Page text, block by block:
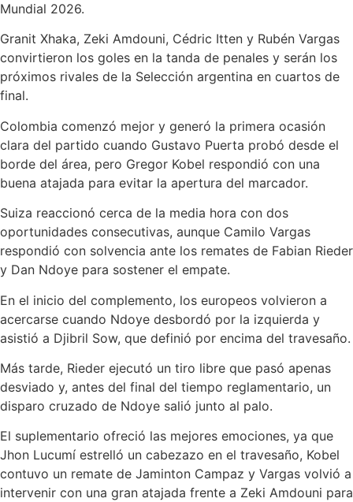
Mundial 2026.
Granit Xhaka, Zeki Amdouni, Cédric Itten y Rubén Vargas
convirtieron los goles en la tanda de penales y serán los
próximos rivales de la Selección argentina en cuartos de
final.
Colombia comenzó mejor y generó la primera ocasión
clara del partido cuando Gustavo Puerta probó desde el
borde del área, pero Gregor Kobel respondió con una
buena atajada para evitar la apertura del marcador.
Suiza reaccionó cerca de la media hora con dos
oportunidades consecutivas, aunque Camilo Vargas
respondió con solvencia ante los remates de Fabian Rieder
y Dan Ndoye para sostener el empate.
En el inicio del complemento, los europeos volvieron a
acercarse cuando Ndoye desbordó por la izquierda y
asistió a Djibril Sow, que definió por encima del travesaño.
Más tarde, Rieder ejecutó un tiro libre que pasó apenas
desviado y, antes del final del tiempo reglamentario, un
disparo cruzado de Ndoye salió junto al palo.
El suplementario ofreció las mejores emociones, ya que
Jhon Lucumí estrelló un cabezazo en el travesaño, Kobel
contuvo un remate de Jaminton Campaz y Vargas volvió a
intervenir con una gran atajada frente a Zeki Amdouni para